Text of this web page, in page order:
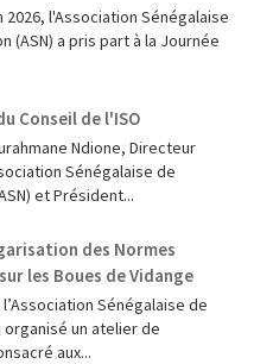
2026, l'Association Sénégalaise
(ASN) a pris part à la Journée
Conseil de l'ISO
Ndione, Directeur
Sénégalaise de
et Président...
des Normes
les Boues de Vidange
l’Association Sénégalaise de
organisé un atelier de
aux...